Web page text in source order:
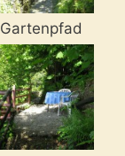
Gartenpfad